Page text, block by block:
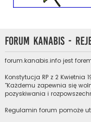
Forum Kanabis -
forum.kanabis.info jest
Konstytucja RP z 2 Kwietnia
"Każdemu zapewnia się
pozyskiwania i
Regulamin forum pomoże